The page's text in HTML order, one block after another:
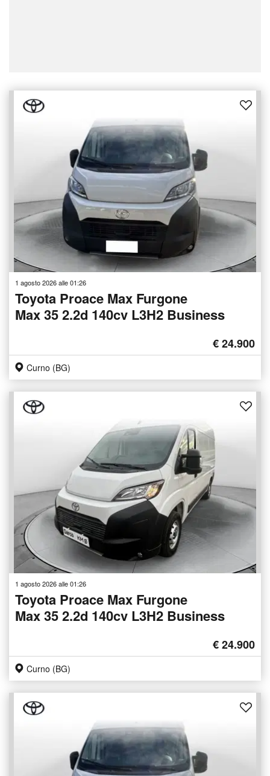
1 agosto 2026 alle 01:26
Toyota Proace Max Furgone
Max 35 2.2d 140cv L3H2 Business
€ 24.900
Curno (BG)
1 agosto 2026 alle 01:26
Toyota Proace Max Furgone
Max 35 2.2d 140cv L3H2 Business
€ 24.900
Curno (BG)